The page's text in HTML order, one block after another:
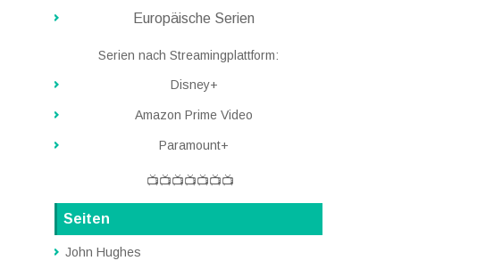
Europäische Serien
Serien nach Streamingplattform:
Disney+
Amazon Prime Video
Paramount+
📺📺📺📺📺📺📺
Seiten
John Hughes